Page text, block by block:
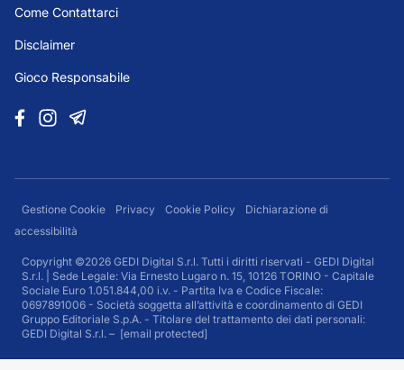
Come Contattarci
Disclaimer
Gioco Responsabile
Gestione Cookie Privacy Cookie Policy
Dichiarazione di
accessibilità
Copyright ©2026 GEDI Digital S.r.l. Tutti i diritti riservati - GEDI Digital
S.r.l. | Sede Legale: Via Ernesto Lugaro n. 15, 10126 TORINO - Capitale
Sociale Euro 1.051.844,00 i.v. - Partita Iva e Codice Fiscale:
0697891006 - Società soggetta all’attività e coordinamento di GEDI
Gruppo Editoriale S.p.A. - Titolare del trattamento dei dati personali:
GEDI Digital S.r.l. – [email protected]